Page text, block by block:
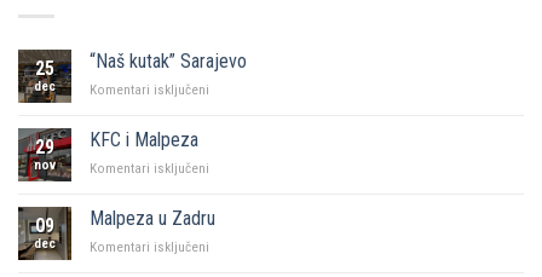
25
dec
“Naš kutak” Sarajevo
Komentari isključeni
29
nov
KFC i Malpeza
Komentari isključeni
Malpeza
09
dec
Malpeza u Zadru
Komentari isključeni